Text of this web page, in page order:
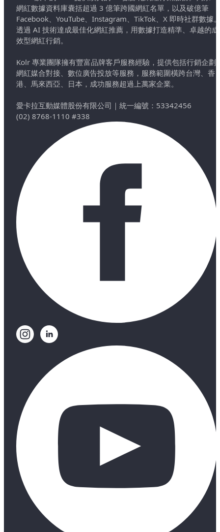
網紅數據資料庫囊括超過 3 億筆跨國網紅名單，以及破億筆
Facebook、YouTube、Instagram、TikTok、X 即時社群數據
透過 AI 技術達成最佳化網紅推薦，用數據打造精準、卓越的成
效型網紅行銷。
Kolr 專業團隊擁有豐富品牌客戶服務經驗，提供包括行銷企劃
網紅媒合對接、數位廣告投放等服務，服務範圍橫跨台灣、香
港、馬來西亞、日本，成功服務超過上萬家企業。
愛卡拉互動媒體股份有限公司 ｜ 統一編號：53342456
(02) 8768-1110 #338